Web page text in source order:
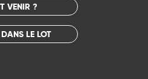
VENIR ?
LE LOT